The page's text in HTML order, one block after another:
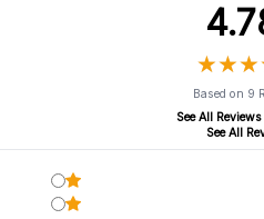
★★★
★★★
Based on 9
See All
See All